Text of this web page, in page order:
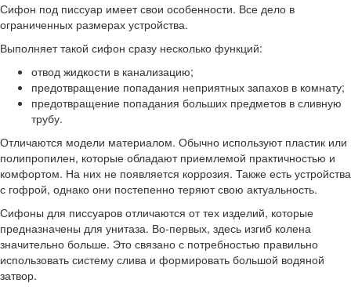
Сифон под писсуар имеет свои особенности. Все дело в
ограниченных размерах устройства.
Выполняет такой сифон сразу несколько функций:
отвод жидкости в канализацию;
предотвращение попадания неприятных запахов в комнату;
предотвращение попадания больших предметов в сливную
трубу.
Отличаются модели материалом. Обычно используют пластик или
полипропилен, которые обладают приемлемой практичностью и
комфортом. На них не появляется коррозия. Также есть устройства
с гофрой, однако они постепенно теряют свою актуальность.
Сифоны для писсуаров отличаются от тех изделий, которые
предназначены для унитаза. Во-первых, здесь изгиб колена
значительно больше. Это связано с потребностью правильно
использовать систему слива и формировать большой водяной
затвор.